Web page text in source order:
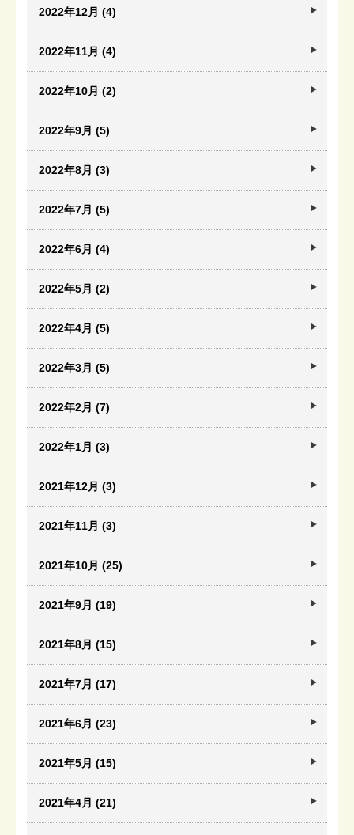
2022年12月 (4)
2022年11月 (4)
2022年10月 (2)
2022年9月 (5)
2022年8月 (3)
2022年7月 (5)
2022年6月 (4)
2022年5月 (2)
2022年4月 (5)
2022年3月 (5)
2022年2月 (7)
2022年1月 (3)
2021年12月 (3)
2021年11月 (3)
2021年10月 (25)
2021年9月 (19)
2021年8月 (15)
2021年7月 (17)
2021年6月 (23)
2021年5月 (15)
2021年4月 (21)